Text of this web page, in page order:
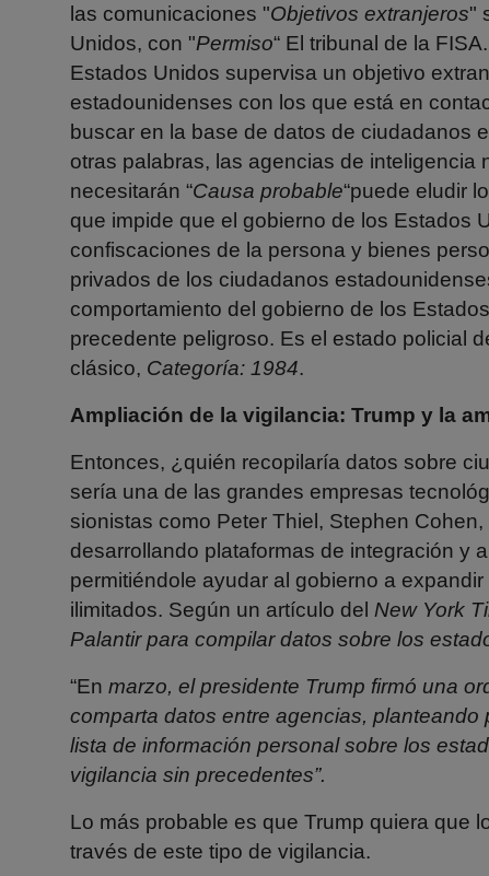
las comunicaciones "Objetivos extranjeros"
Unidos, con "Permiso“ El tribunal de la
Estados Unidos supervisa un objetivo
estadounidenses con los que está en
buscar en la base de datos de ciudadanos
otras palabras, las agencias de inteligencia
necesitarán “Causa probable“puede eludir
que impide que el gobierno de los Estados
confiscaciones de la persona y bienes
privados de los ciudadanos
comportamiento del gobierno de los
precedente peligroso. Es el estado policial
clásico, Categoría: 1984.
Ampliación de la vigilancia: Trump y la
Entonces, ¿quién recopilaría datos sobre
sería una de las grandes empresas
sionistas como Peter Thiel, Stephen
desarrollando plataformas de integración y
permitiéndole ayudar al gobierno a
ilimitados. Según un artículo del New York
Palantir para compilar datos sobre los
“En marzo, el presidente Trump firmó una
comparta datos entre agencias,
lista de información personal sobre los
vigilancia sin precedentes”.
Lo más probable es que Trump quiera que
través de este tipo de vigilancia.